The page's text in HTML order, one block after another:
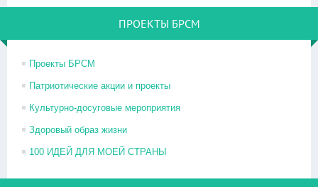
ПРОЕКТЫ БРСМ
Проекты БРСМ
Патриотические акции и проекты
Культурно-досуговые мероприятия
Здоровый образ жизни
100 ИДЕЙ ДЛЯ МОЕЙ СТРАНЫ